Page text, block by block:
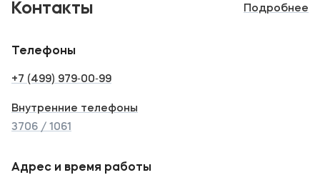
Контакты Подробнее
Телефоны
+7 (499) 979‑00‑99
Внутренние телефоны
3706 / 1061
Адрес и время работы